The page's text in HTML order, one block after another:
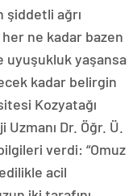
şiddetli ağrı
ne kadar bazen
uyuşukluk yaşansa
kadar belirgin
Kozyatağı
Dr. Öğr. Ü.
verdi: “Omuz
acil